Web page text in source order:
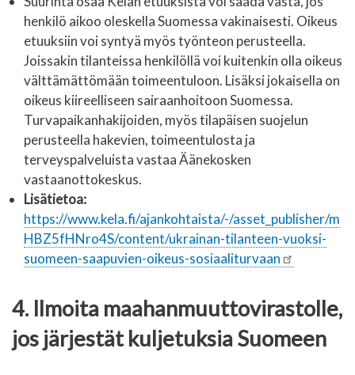
henkilö aikoo oleskella Suomessa vakinaisesti. Oikeus
etuuksiin voi syntyä myös työnteon perusteella.
Joissakin tilanteissa henkilöllä voi kuitenkin olla oikeus
välttämättömään toimeentuloon. Lisäksi jokaisella on
oikeus kiireelliseen sairaanhoitoon Suomessa.
Turvapaikanhakijoiden, myös tilapäisen suojelun
perusteella hakevien, toimeentulosta ja
terveyspalveluista vastaa Äänekosken
vastaanottokeskus.
Lisätietoa:
https://www.kela.fi/ajankohtaista/-/asset_publisher/m
HBZ5fHNro4S/content/ukrainan-tilanteen-vuoksi-
suomeen-saapuvien-oikeus-sosiaaliturvaan
4. Ilmoita maahanmuuttovirastolle,
jos järjestät kuljetuksia Suomeen